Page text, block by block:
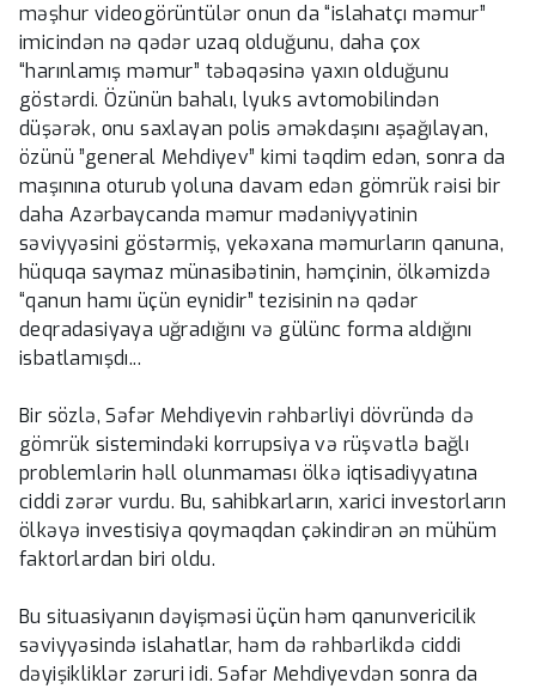
məşhur videogörüntülər onun da “islahatçı məmur”
imicindən nə qədər uzaq olduğunu, daha çox
“harınlamış məmur” təbəqəsinə yaxın olduğunu
göstərdi. Özünün bahalı, lyuks avtomobilindən
düşərək, onu saxlayan polis əməkdaşını aşağılayan,
özünü ”general Mehdiyev” kimi təqdim edən, sonra da
maşınına oturub yoluna davam edən gömrük rəisi bir
daha Azərbaycanda məmur mədəniyyətinin
səviyyəsini göstərmiş, yekəxana məmurların qanuna,
hüquqa saymaz münasibətinin, həmçinin, ölkəmizdə
“qanun hamı üçün eynidir” tezisinin nə qədər
deqradasiyaya uğradığını və gülünc forma aldığını
isbatlamışdı...
Bir sözlə, Səfər Mehdiyevin rəhbərliyi dövründə də
gömrük sistemindəki korrupsiya və rüşvətlə bağlı
problemlərin həll olunmaması ölkə iqtisadiyyatına
ciddi zərər vurdu. Bu, sahibkarların, xarici investorların
ölkəyə investisiya qoymaqdan çəkindirən ən mühüm
faktorlardan biri oldu.
Bu situasiyanın dəyişməsi üçün həm qanunvericilik
səviyyəsində islahatlar, həm də rəhbərlikdə ciddi
dəyişikliklər zəruri idi. Səfər Mehdiyevdən sonra da